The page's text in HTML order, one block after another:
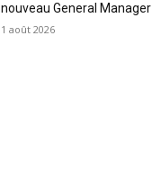
nouveau General Manager
1 août 2026